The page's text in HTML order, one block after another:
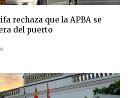
rechaza que la APBA se
del puerto